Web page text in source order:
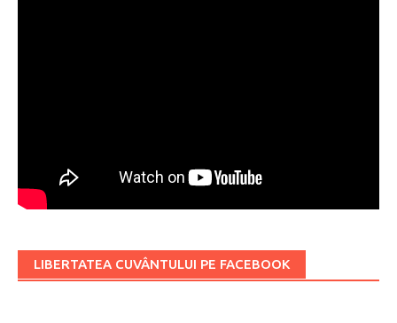
LIBERTATEA CUVÂNTULUI PE FACEBOOK